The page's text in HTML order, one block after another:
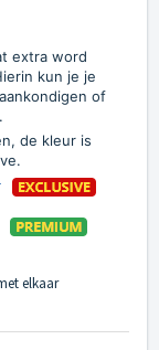
extra word
kun je je
of
de kleur is
elkaar